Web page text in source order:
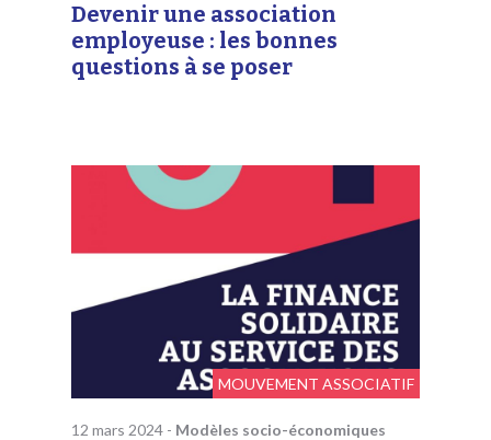
Devenir une association
employeuse : les bonnes
questions à se poser
MOUVEMENT ASSOCIATIF
12 mars 2024 - Modèles socio-économiques